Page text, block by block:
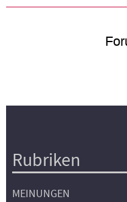
Hauptnavigation
Rubriken
MEINUNGEN